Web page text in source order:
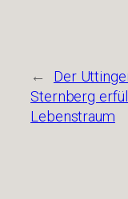
←
Der
Sternberg
Lebenstraum